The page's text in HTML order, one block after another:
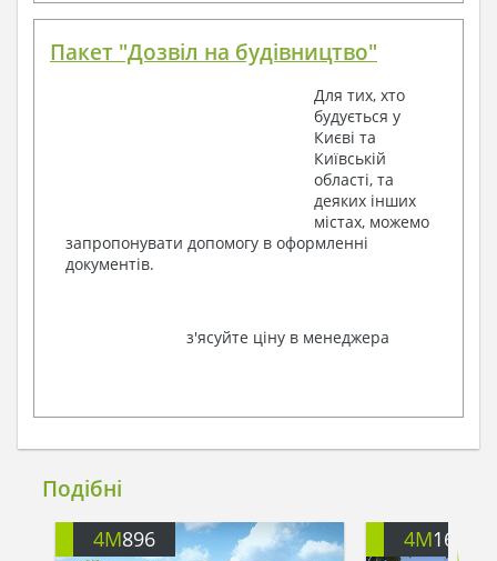
Пакет "Дозвіл на будівництво"
Для тих, хто
будується у
Києві та
Київській
області, та
деяких інших
містах, можемо
запропонувати допомогу в оформленні
документів.
з'ясуйте ціну в менеджера
Подібні
4M896 4M166